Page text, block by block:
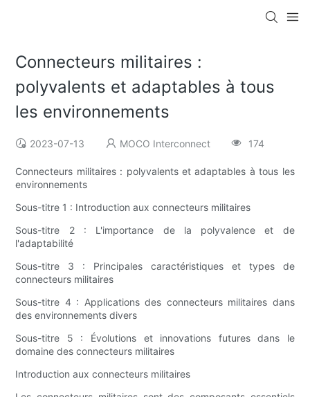
Connecteurs militaires :
polyvalents et adaptables à tous
les environnements
2023-07-13 MOCO Interconnect 174
Connecteurs militaires : polyvalents et adaptables à tous les
environnements
Sous-titre 1 : Introduction aux connecteurs militaires
Sous-titre 2 : L'importance de la polyvalence et de
l'adaptabilité
Sous-titre 3 : Principales caractéristiques et types de
connecteurs militaires
Sous-titre 4 : Applications des connecteurs militaires dans
des environnements divers
Sous-titre 5 : Évolutions et innovations futures dans le
domaine des connecteurs militaires
Introduction aux connecteurs militaires